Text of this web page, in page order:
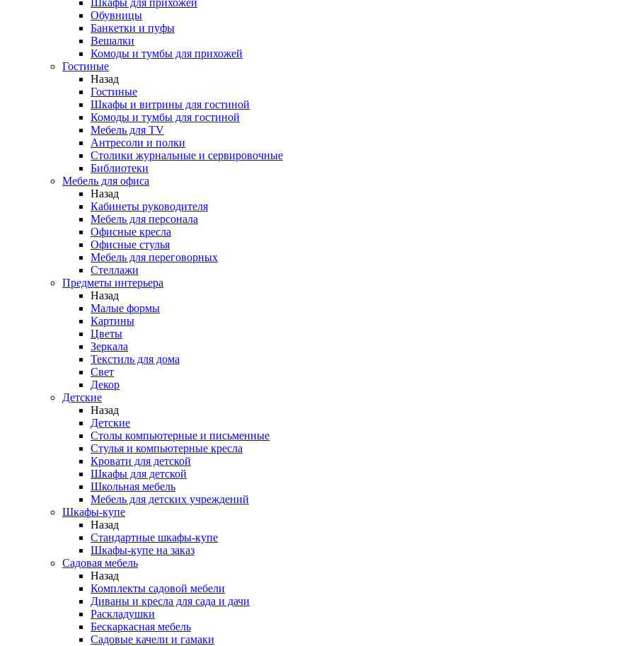
Шкафы для прихожей
Обувницы
Банкетки и пуфы
Вешалки
Комоды и тумбы для прихожей
Гостиные
Назад
Гостиные
Шкафы и витрины для гостиной
Комоды и тумбы для гостиной
Мебель для TV
Антресоли и полки
Столики журнальные и сервировочные
Библиотеки
Мебель для офиса
Назад
Кабинеты руководителя
Мебель для персонала
Офисные кресла
Офисные стулья
Мебель для переговорных
Стеллажи
Предметы интерьера
Назад
Малые формы
Картины
Цветы
Зеркала
Текстиль для дома
Свет
Декор
Детские
Назад
Детские
Столы компьютерные и письменные
Стулья и компьютерные кресла
Кровати для детской
Шкафы для детской
Школьная мебель
Мебель для детских учреждений
Шкафы-купе
Назад
Стандартные шкафы-купе
Шкафы-купе на заказ
Садовая мебель
Назад
Комплекты садовой мебели
Диваны и кресла для сада и дачи
Раскладушки
Бескаркасная мебель
Садовые качели и гамаки